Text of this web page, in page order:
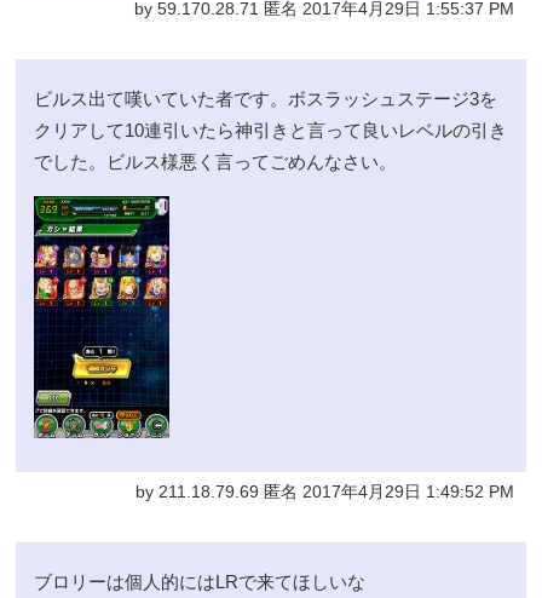
by 59.170.28.71 匿名 2017年4月29日 1:55:37 PM
ビルス出て嘆いていた者です。ボスラッシュステージ3を
クリアして10連引いたら神引きと言って良いレベルの引き
でした。ビルス様悪く言ってごめんなさい。
by 211.18.79.69 匿名 2017年4月29日 1:49:52 PM
ブロリーは個人的にはLRで来てほしいな